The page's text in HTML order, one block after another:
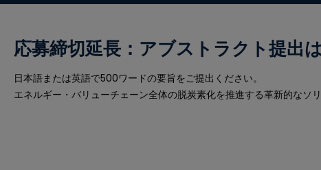
応募締切延長：アブストラクト提出
日本語または英語で500ワードの要旨をご提出ください。
エネルギー・バリューチェーン全体の脱炭素化を推進する革新的なソ